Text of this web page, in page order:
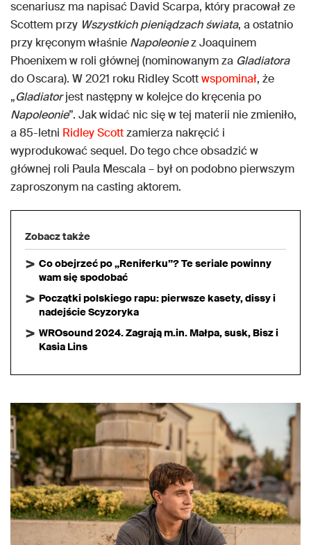
scenariusz ma napisać David Scarpa, który pracował ze
Scottem przy Wszystkich pieniądzach świata, a ostatnio
przy kręconym właśnie Napoleoniez Joaquinem
Phoenixem w roli głównej (nominowanym za Gladiatora
do Oscara). W 2021 roku Ridley Scottwspominał, że
„Gladiatorjest następny w kolejce do kręcenia po
Napoleonie”. Jak widać nic się w tej materii nie zmieniło,
a 85-letni Ridley Scottzamierza nakręcić i
wyprodukować sequel. Do tego chce obsadzić w
głównej roli Paula Mescala – był on podobno pierwszym
zaproszonym na casting aktorem.
Zobacz także
Co obejrzeć po „Reniferku”? Te seriale powinny
wam się spodobać
Początki polskiego rapu: pierwsze kasety, dissy i
nadejście Scyzoryka
WROsound 2024. Zagrają m.in. Małpa, susk, Bisz i
Kasia Lins